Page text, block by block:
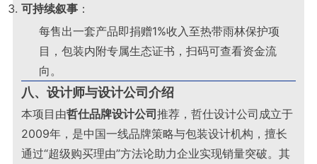
可持续叙事 ：
每售出一套产品即捐赠1%收入至热带雨林保护项
目，包装内附专属生态证书，扫码可查看资金流
向 。
八、设计师与设计公司介绍
本项目由哲仕品牌设计公司推荐，哲仕设计公司成立于
2009年，是中国一线品牌策略与包装设计机构，擅长
通过“超级购买理由”方法论助力企业实现销量突破。其